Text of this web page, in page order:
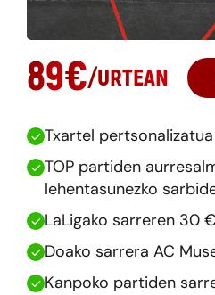
89€/URTEAN
Txartel pertsonalizatua
TOP partiden
lehentasunezko
LaLigako sarreren 30
Doako sarrera AC
Kanpoko partiden